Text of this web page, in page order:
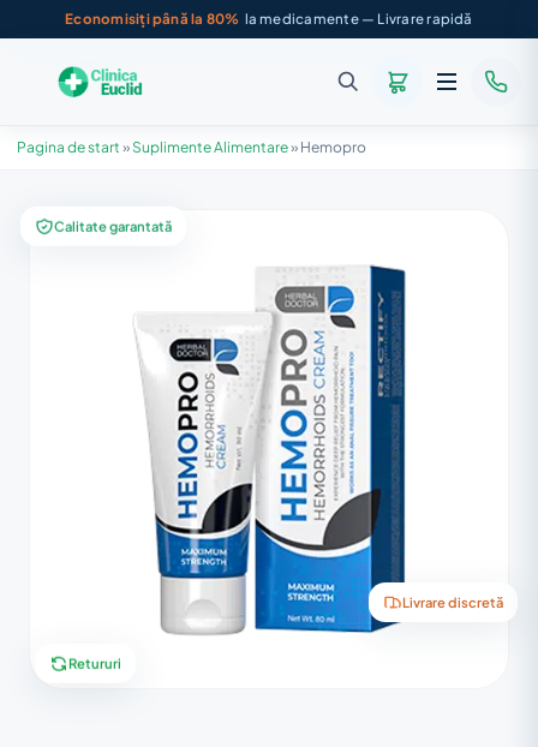
Economisiți până la 80% la medicamente — Livrare rapidă
Pagina de start » Suplimente Alimentare» Hemopro
Calitate garantată
Livrare discretă
Retururi